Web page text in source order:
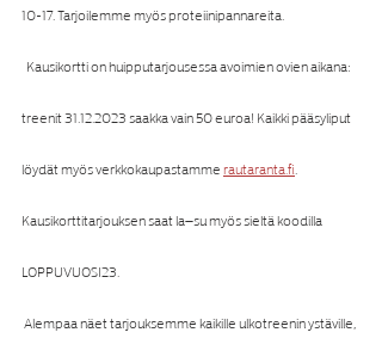
10-17. Tarjoilemme myös proteiinipannareita.
treenit 31.12.2023 saakka vain 50 euroa! Kaikki pääsyliput
löydät myös verkkokaupastamme rautaranta.fi.
Kausikorttitarjouksen saat la–su myös sieltä koodilla
LOPPUVUOSI23.